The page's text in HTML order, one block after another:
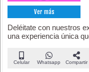
Ver más
Deléitate con nuestros
una experiencia única
Celular Whatsapp Compartir